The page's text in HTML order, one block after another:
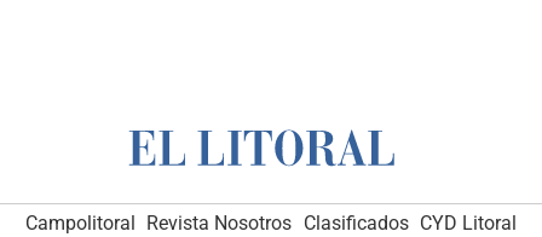
Campolitoral Revista Nosotros Clasificados CYD Litoral